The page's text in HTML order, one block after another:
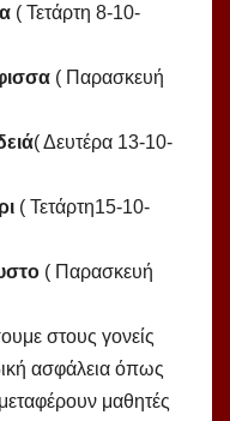
( Τετάρτη 8-10-
( Παρασκευή
( Δευτέρα 13-10-
( Τετάρτη15-10-
( Παρασκευή
στους γονείς
ασφάλεια όπως
μαθητές